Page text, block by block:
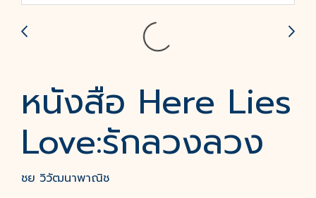
หนังสือ Here Lies
Love:รักลวงลวง
ชย วิวัฒนาพาณิช